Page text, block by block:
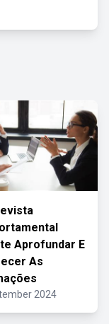
Aprofundar E
As
2024